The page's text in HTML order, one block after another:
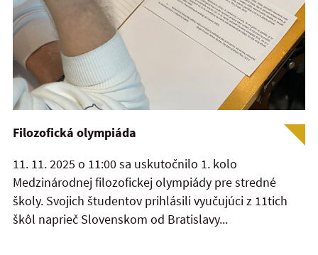
Filozofická olympiáda
11. 11. 2025 o 11:00 sa uskutočnilo 1. kolo
Medzinárodnej filozofickej olympiády pre stredné
školy. Svojich študentov prihlásili vyučujúci z 11tich
škôl naprieč Slovenskom od Bratislavy...